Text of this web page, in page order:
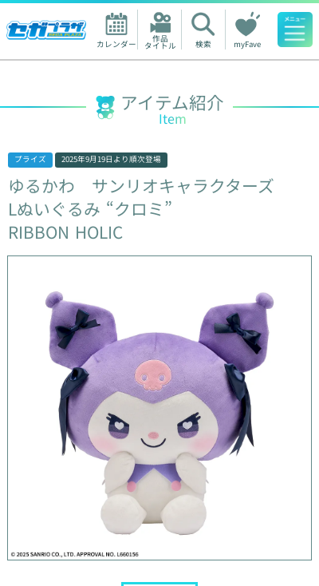
カレンダー 作品
タイトル 検索 myFave
人気ワード
アイテム紹介
Item
プライズ 2025年9月19日 より順次登場
ゆるかわ
サンリオキャラクターズ
Lぬいぐるみ “クロミ”
RIBBON HOLIC